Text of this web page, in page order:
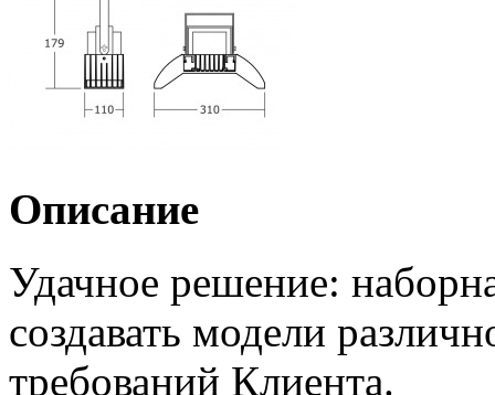
Описание
Удачное решение:
создавать модели
требований Клиента.